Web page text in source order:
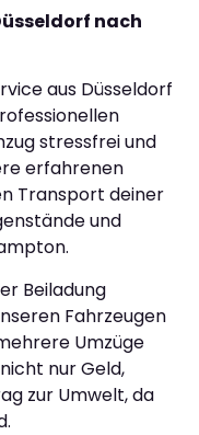
nach
aus Düsseldorf
stressfrei und
erfahrenen
Transport deiner
und
Beiladung
Fahrzeugen
Umzüge
nur Geld,
zur Umwelt, da